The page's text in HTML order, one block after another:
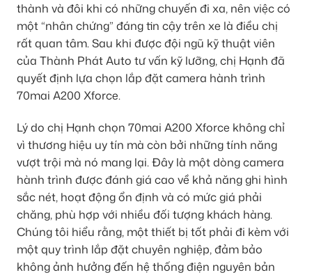
thành và đôi khi có những chuyến đi xa, nên việc có
một “nhân chứng” đáng tin cậy trên xe là điều chị
rất quan tâm. Sau khi được đội ngũ kỹ thuật viên
của Thành Phát Auto tư vấn kỹ lưỡng, chị Hạnh đã
quyết định lựa chọn lắp đặt camera hành trình
70mai A200 Xforce.
Lý do chị Hạnh chọn 70mai A200 Xforce không chỉ
vì thương hiệu uy tín mà còn bởi những tính năng
vượt trội mà nó mang lại. Đây là một dòng camera
hành trình được đánh giá cao về khả năng ghi hình
sắc nét, hoạt động ổn định và có mức giá phải
chăng, phù hợp với nhiều đối tượng khách hàng.
Chúng tôi hiểu rằng, một thiết bị tốt phải đi kèm với
một quy trình lắp đặt chuyên nghiệp, đảm bảo
không ảnh hưởng đến hệ thống điện nguyên bản